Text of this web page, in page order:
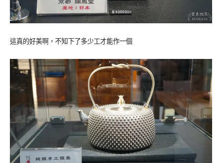
這真的好美啊，不知下了多少工才能作一個